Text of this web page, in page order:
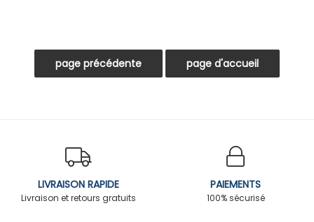
LIVRAISON RAPIDE
Livraison et retours gratuits
PAIEMENTS
100% sécurisé